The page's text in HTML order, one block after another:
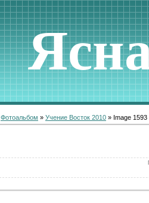
Фотоальбом » Учение Восток 2010 » Image 1593